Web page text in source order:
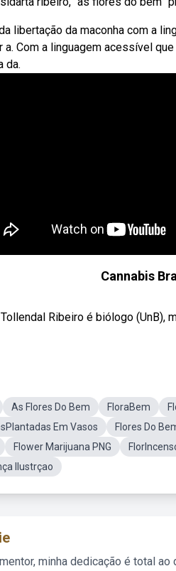
libertação da maconha com a
a. Com a linguagem acessível
da.
Cannabis
Ribeiro é biólogo (UnB),
As Flores Do Bem FloraBem
Em Vasos Flores Do
Flower Marijuana PNG
Ilustrçao
minha dedicação é total